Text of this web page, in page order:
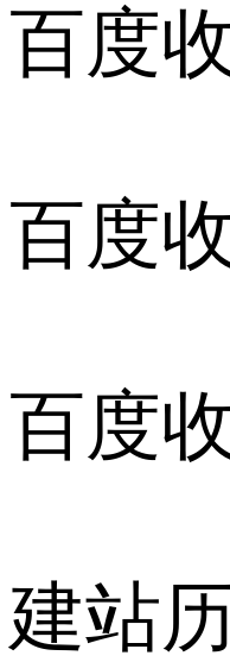
百度
百度
百度
建站